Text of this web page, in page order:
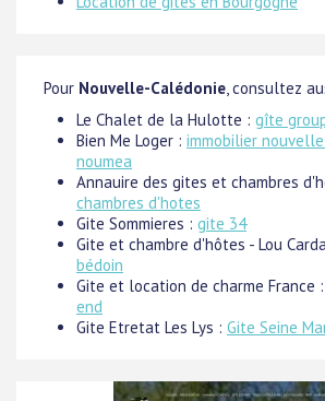
Pour Nouvelle-Calédonie, consultez
Le Chalet de la Hulotte : gîte
Bien Me Loger : immobilier
noumea
Annauire des gites et chambres
chambres d'hotes
Gite Sommieres : gite 34
Gite et chambre d'hôtes - Lou
bédoin
Gite et location de charme France :
end
Gite Etretat Les Lys : Gite Seine